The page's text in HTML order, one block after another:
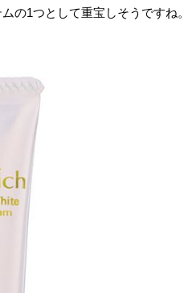
の1つとして重宝しそうですね。